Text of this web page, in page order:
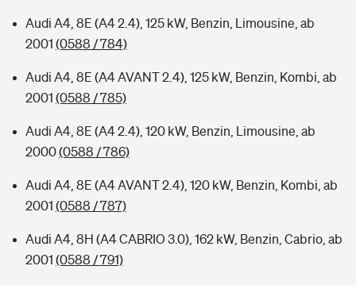
Audi A4, 8E (A4 2.4), 125 kW, Benzin, Limousine, ab
2001 (0588 / 784)
Audi A4, 8E (A4 AVANT 2.4), 125 kW, Benzin, Kombi, ab
2001 (0588 / 785)
Audi A4, 8E (A4 2.4), 120 kW, Benzin, Limousine, ab
2000(0588 / 786)
Audi A4, 8E (A4 AVANT 2.4), 120 kW, Benzin, Kombi, ab
2001 (0588 / 787)
Audi A4, 8H (A4 CABRIO 3.0), 162 kW, Benzin, Cabrio, ab
2001 (0588 / 791)